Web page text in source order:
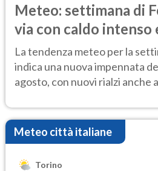
Meteo: settimana di
via con caldo intenso
temporale
La tendenza meteo per la
indica una nuova impennata
agosto, con nuovi rialzi anche
Meteo città italiane
Torino